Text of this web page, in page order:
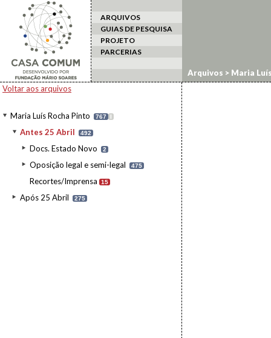
ARQUIVOS
GUIAS DE PESQUISA
PROJETO
PARCERIAS
Voltar aos arquivos
Maria Luís Rocha Pinto 767 I
Antes 25 Abril 492
Docs. Estado Novo 2
Oposição legal e semi-legal 475
Recortes/Imprensa 15
Após 25 Abril 275
Arquivos > Maria